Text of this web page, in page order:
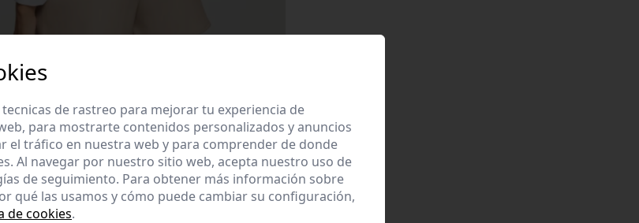
de rastreo para mejorar tu experiencia de
para mostrarte contenidos personalizados y anuncios
el tráfico en nuestra web y para comprender de donde
Al navegar por nuestro sitio web, acepta nuestro uso de
de seguimiento. Para obtener más información sobre
qué las usamos y cómo puede cambiar su configuración,
de cookies.